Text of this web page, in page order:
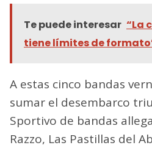
Te puede interesar “La
tiene límites de
A estas cinco bandas
sumar el desembarco
Sportivo de bandas
Razzo, Las Pastillas del